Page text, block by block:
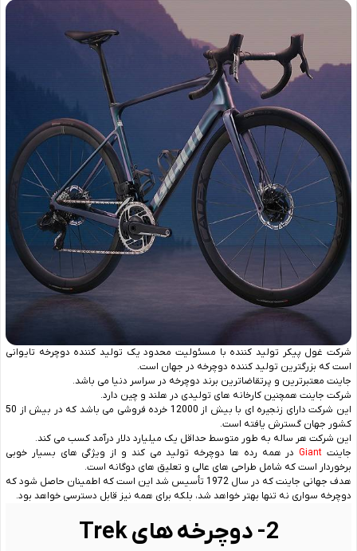
شرکت غول پیکر تولید کننده با مسئولیت محدود یک تولید کننده دوچرخه تایوانی
است که بزرگترین تولید کننده دوچرخه در جهان است.
جاینت معتبرترین و پرتقاضاترین برند دوچرخه در سراسر دنیا می ‌باشد.
شرکت جاینت همچنین کارخانه‌ های تولیدی در هلند و چین دارد.
این شرکت دارای زنجیره ‌ای با بیش از 12000 خرده فروشی می ‌باشد که در بیش از 50
کشور جهان گسترش یافته است.
این شرکت هر ساله به طور متوسط حداقل یک میلیارد دلار درآمد کسب می ‌کند.
جاینت Giantدر همه رده‌ ها دوچرخه تولید می ‌کند و از ویژگی‌ های بسیار خوبی
برخوردار است که شامل طراحی‌ های عالی و تعلیق‌ های دوگانه است.
هدف جهانی جاینت که در سال 1972 تأسیس شد این است که اطمینان حاصل شود که
دوچرخه سواری نه تنها بهتر خواهد شد، بلکه برای همه نیز قابل دسترسی خواهد بود.
2- دوچرخه های Trek